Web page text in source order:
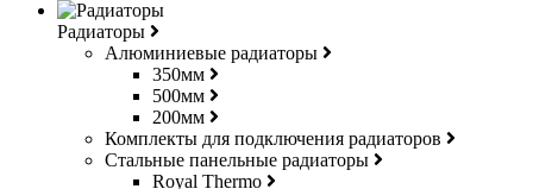
Радиаторы
Алюминиевые радиаторы
350мм
500мм
200мм
Комплекты для подключения радиаторов
Стальные панельные радиаторы
Royal Thermo